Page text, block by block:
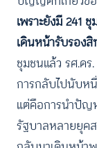
เพราะยังมี 241
เดินหน้ารับรอง
ชุมชนแล้ว รศ.ดร
การกลับไปนับห
แต่คือการนำปัญ
รัฐบาลหลายยุค